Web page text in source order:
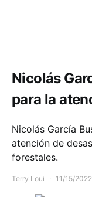
Nicolás
para la
Nicolás García
atención de
forestales.
Terry Loui 11/15/2022